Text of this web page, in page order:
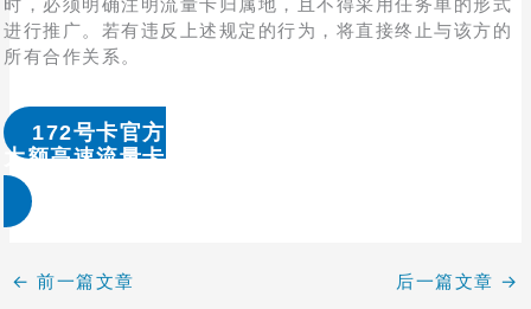
时，必须明确注明流量卡归属地，且不得采用任务单的形式
进行推广。若有违反上述规定的行为，将直接终止与该方的
所有合作关系。
172号卡官方
大额高速流量卡办理 & 流量卡代理加盟
← 前一篇文章 后一篇文章 →